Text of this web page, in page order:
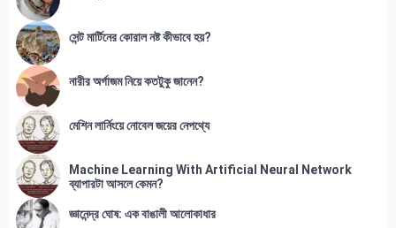
সেন্ট মার্টিনের কোরাল নষ্ট কীভাবে হয়?
নারীর অর্গাজম নিয়ে কতটুকু জানেন?
মেশিন লার্নিংয়ে নোবেল জয়ের নেপথ্যে
Machine Learning With Artificial Neural Network
ব্যাপারটা আসলে কেমন?
জ্ঞানেন্দ্র ঘোষ: এক বাঙালী আলোকাধার